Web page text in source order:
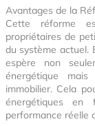
Avantages de la
Cette réforme
propriétaires de
du système actuel.
espère non
énergétique
immobilier. Cela
énergétiques
performance réelle